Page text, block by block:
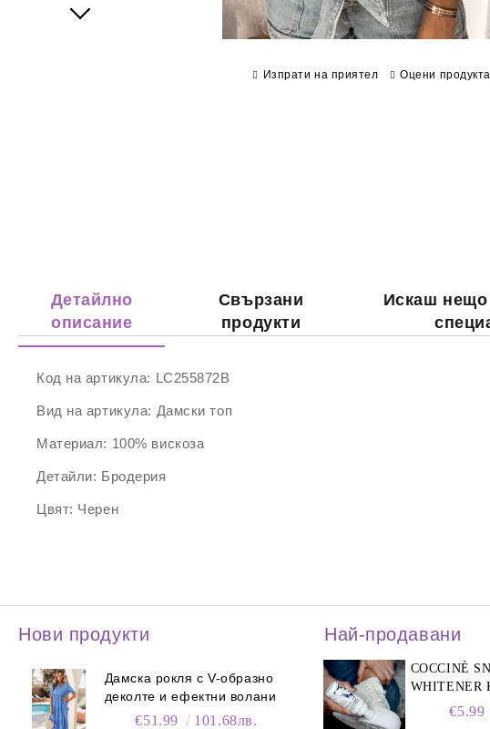
Изпрати на приятел Оцени продукта
Детайлно
описание
Свързани
продукти
Искаш нещо
Код на артикула: LC255872B
Вид на артикула: Дамски топ
Материал: 100% вискоза
Детайли: Бродерия
Цвят: Черен
Нови продукти
Дамска рокля с V-образно
деколте и ефектни волани
€51.99 101.68лв.
Най-продавани
COCCINÈ
БЕЛИ€5.99